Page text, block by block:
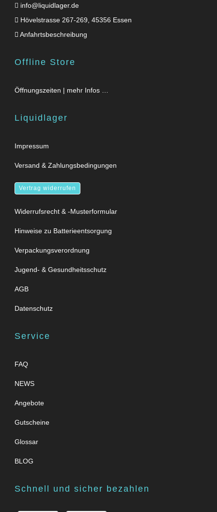
info@liquidlager.de
Hövelstrasse 267-269, 45356 Essen
Anfahrtsbeschreibung
Offline Store
Öffnungszeiten | mehr Infos …
Liquidlager
Impressum
Versand & Zahlungsbedingungen
Vertrag widerrufen
Widerrufsrecht & -Musterformular
Hinweise zu Batterieentsorgung
Verpackungsverordnung
Jugend- & Gesundheitsschutz
AGB
Datenschutz
Service
FAQ
NEWS
Angebote
Gutscheine
Glossar
BLOG
Schnell und sicher bezahlen